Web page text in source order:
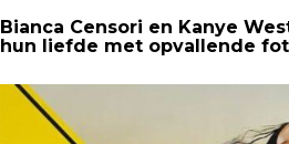
Bianca Censori en Kanye
hun liefde met opvallende